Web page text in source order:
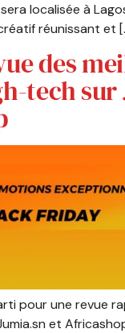
localisée à
réunissant et
des
tech sur
pour une revue
et